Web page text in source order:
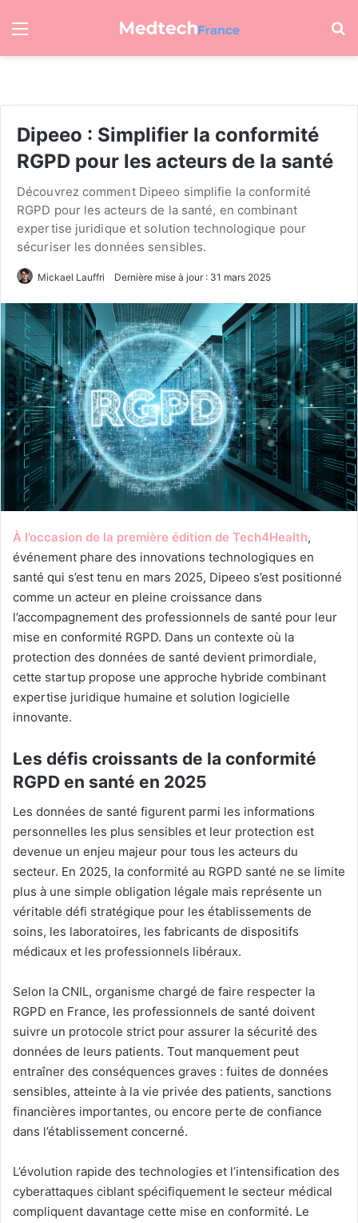
Menu
Dipeeo : Simplifier la conformité
RGPD pour les acteurs de la santé
Découvrez comment Dipeeo simplifie la conformité
RGPD pour les acteurs de la santé, en combinant
expertise juridique et solution technologique pour
sécuriser les données sensibles.
Mickael Lauffri Dernière mise à jour : 31 mars 2025
À l’occasion de la première édition de Tech4Health,
événement phare des innovations technologiques en
santé qui s’est tenu en mars 2025, Dipeeo s’est positionné
comme un acteur en pleine croissance dans
l’accompagnement des professionnels de santé pour leur
mise en conformité RGPD. Dans un contexte où la
protection des données de santé devient primordiale,
cette startup propose une approche hybride combinant
expertise juridique humaine et solution logicielle
innovante.
Les défis croissants de la conformité
RGPD en santé en 2025
Les données de santé figurent parmi les informations
personnelles les plus sensibles et leur protection est
devenue un enjeu majeur pour tous les acteurs du
secteur. En 2025, la conformité au RGPD santé ne se limite
plus à une simple obligation légale mais représente un
véritable défi stratégique pour les établissements de
soins, les laboratoires, les fabricants de dispositifs
médicaux et les professionnels libéraux.
Selon la CNIL, organisme chargé de faire respecter la
RGPD en France, les professionnels de santé doivent
suivre un protocole strict pour assurer la sécurité des
données de leurs patients. Tout manquement peut
entraîner des conséquences graves : fuites de données
sensibles, atteinte à la vie privée des patients, sanctions
financières importantes, ou encore perte de confiance
dans l’établissement concerné.
L’évolution rapide des technologies et l’intensification des
cyberattaques ciblant spécifiquement le secteur médical
compliquent davantage cette mise en conformité. Le